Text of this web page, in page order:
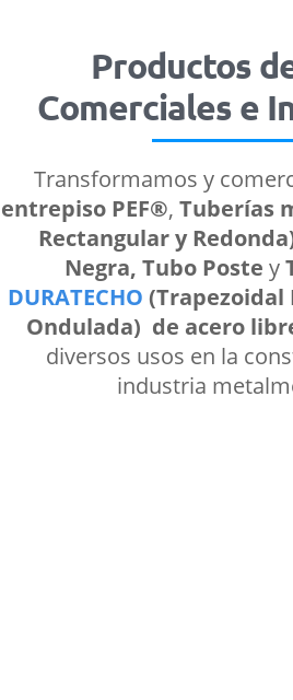
Productos
Comerciales e
Transformamos y
entrepiso PEF®, Tuberías
Rectangular y
Negra, Tubo Poste y
DURATECHO (Trapezoidal
Ondulada) de acero
diversos usos en la
industria